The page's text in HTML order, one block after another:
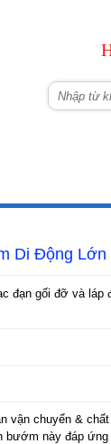
Di Động Lớn
đạn gối đỡ và láp
vận chuyển &
bướm này đáp